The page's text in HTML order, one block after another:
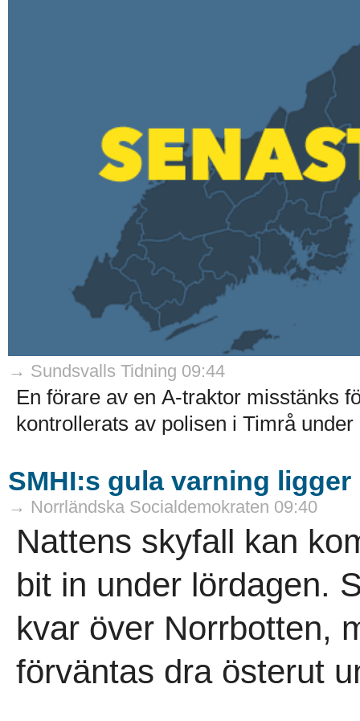
→ Sundsvalls Tidning 09:44
En förare av en A-traktor misstänks
kontrollerats av polisen i Timrå
SMHI:s gula varning
→ Norrländska Socialdemokraten 09:40
Nattens skyfall kan
bit in under lördagen.
kvar över Norrbotten,
förväntas dra österut